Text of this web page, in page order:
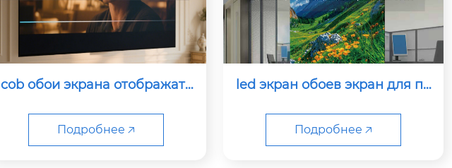
cob обои экрана отображать
Подробнее 🡥
led экран обоев экран для по
Подробнее 🡥